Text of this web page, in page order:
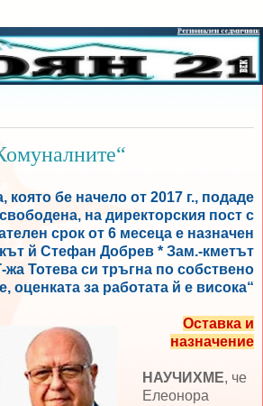
която бе начело от 2017 г., подаде
на директорския пост с
срок от 6 месеца е назначен
й Стефан Добрев * Зам.-кметът
жа Тотева си тръгна по собствено
оценката за работата й е висока“
Оставка и
назначение
НАУЧИХМЕ, че
Елеонора